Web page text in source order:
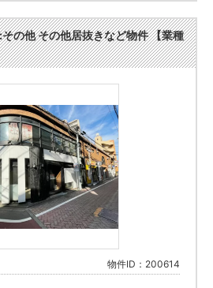
の他 その他居抜きなど物件 【業種
物件ID：200614